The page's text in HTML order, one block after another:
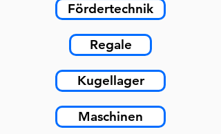
Fördertechnik
Regale
Kugellager
Maschinen